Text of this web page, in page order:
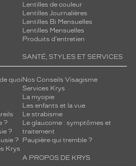
Lentilles de couleur
Lentilles Journalières
Lentilles Bi Mensuelles
Lentilles Mensuelles
Produits d'entretien
quoi
?
?
?
Krys
SANTÉ, STYLES ET SERVICES
Nos Conseils Visagisme
Services Krys
La myopie
Les enfants et la vue
Le strabisme
Le glaucome : symptômes et
traitement
Paupière qui tremble ?
A PROPOS DE KRYS